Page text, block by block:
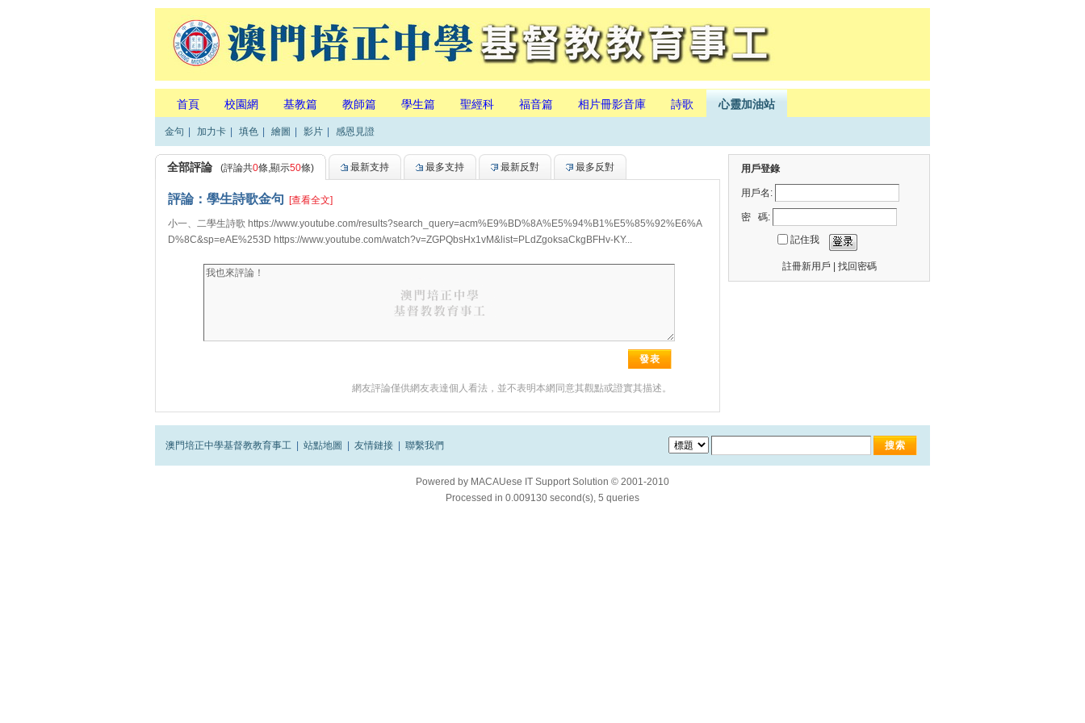
首頁 校園網 基教篇 教師篇 學生篇 聖經科 福音篇 相片冊影音庫 詩歌 心靈加油站
金句 加力卡 填色 繪圖 影片 感恩見證
全部評論 (評論共0條,顯示50條) 最新支持 最多支持 最新反對 最多反對
評論：學生詩歌金句 [查看全文]
小一、二學生詩歌 https://www.youtube.com/results?search_query=acm%E9%BD%8A%E5%94%B1%E5%85%92%E6%A
D%8C&sp=eAE%253D https://www.youtube.com/watch?v=ZGPQbsHx1vM&list=PLdZgoksaCkgBFHv-KY...
網友評論僅供網友表達個人看法，並不表明本網同意其觀點或證實其描述。
用戶登錄
用戶名:
密 碼:
記住我
註冊新用戶 找回密碼
澳門培正中學基督教教育事工 站點地圖 友情鏈接 聯繫我們
Powered by MACAUese IT Support Solution © 2001-2010
Processed in 0.009130 second(s), 5 queries